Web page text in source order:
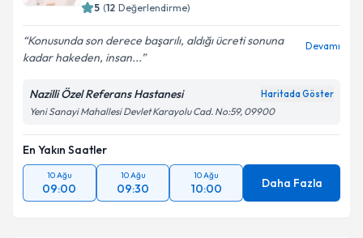
5 (12 Değerlendirme)
Konusunda son derece başarılı, aldığı ücreti sonuna
kadar hakeden, insan...
Devamı
Nazilli Özel Referans Hastanesi Haritada Göster
Yeni Sanayi Mahallesi Devlet Karayolu Cad. No:59, 09900
En Yakın Saatler
10 Ağu
09:00
10 Ağu
09:30
10 Ağu
10:00 Daha Fazla